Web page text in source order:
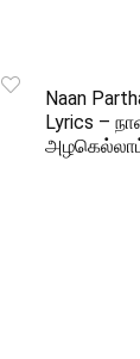
Naan
Lyrics –